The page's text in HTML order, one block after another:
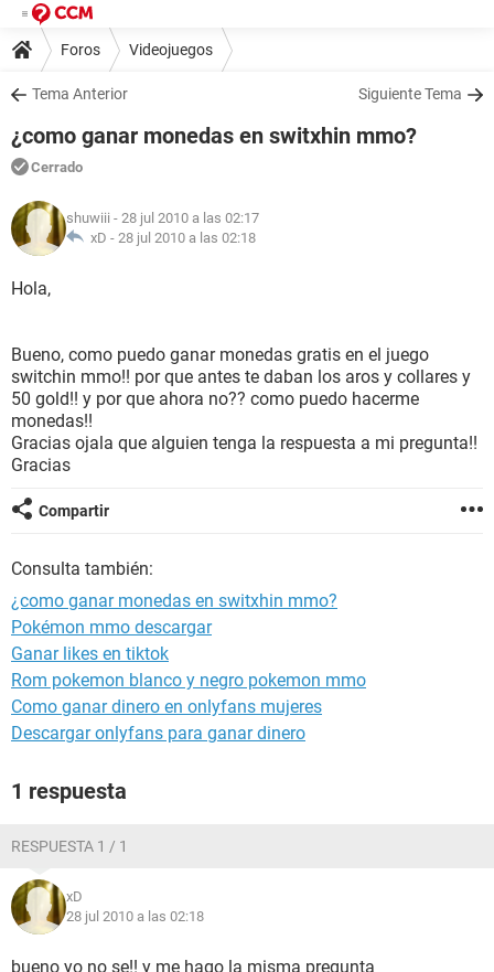
Foros Videojuegos
Tema Anterior Siguiente Tema
¿como ganar monedas en switxhin mmo?
Cerrado
shuwiii - 28 jul 2010 a las 02:17
xD - 28 jul 2010 a las 02:18
Hola,
Bueno, como puedo ganar monedas gratis en el juego
switchin mmo!! por que antes te daban los aros y collares y
50 gold!! y por que ahora no?? como puedo hacerme
monedas!!
Gracias ojala que alguien tenga la respuesta a mi pregunta!!
Gracias
Compartir
Consulta también:
¿como ganar monedas en switxhin mmo?
Pokémon mmo descargar
Ganar likes en tiktok
Rom pokemon blanco y negro pokemon mmo
Como ganar dinero en onlyfans mujeres
Descargar onlyfans para ganar dinero
1 respuesta
RESPUESTA 1 / 1
xD
28 jul 2010 a las 02:18
bueno yo no se!! y me hago la misma pregunta